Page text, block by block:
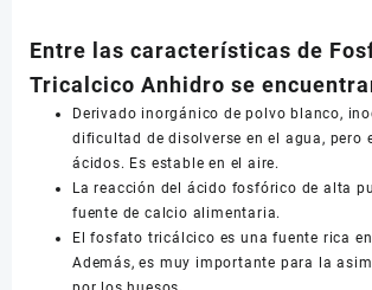
Entre las características de
Tricalcico Anhidro se
Derivado inorgánico de polvo blanco,
dificultad de disolverse en el agua, pero
ácidos. Es estable en el aire.
La reacción del ácido fosfórico de alta
fuente de calcio alimentaria.
El fosfato tricálcico es una fuente rica
Además, es muy importante para la